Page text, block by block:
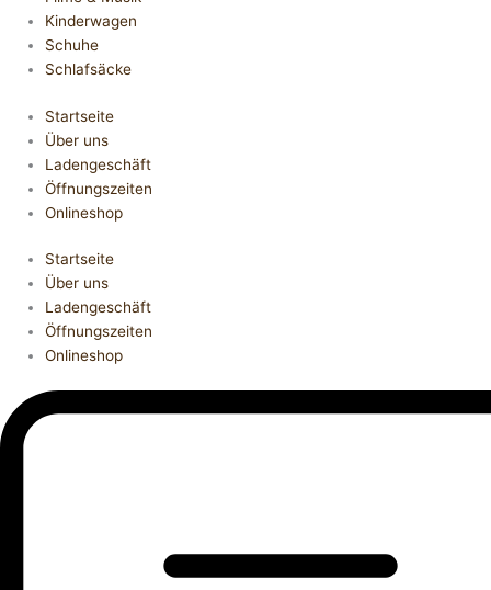
Kinderwagen
Schuhe
Schlafsäcke
Startseite
Über uns
Ladengeschäft
Öffnungszeiten
Onlineshop
Startseite
Über uns
Ladengeschäft
Öffnungszeiten
Onlineshop